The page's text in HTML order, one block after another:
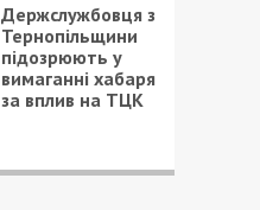
Держслужбовця з
Тернопільщини
підозрюють у
вимаганні хабаря
за вплив на ТЦК